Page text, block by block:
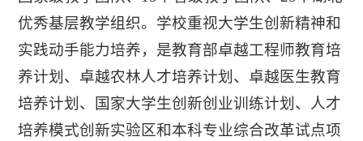
优秀基层教学组织。学校重视大学生创新精神和
实践动手能力培养，是教育部卓越工程师教育培
养计划、卓越农林人才培养计划、卓越医生教育
培养计划、国家大学生创新创业训练计划、人才
培养模式创新实验区和本科专业综合改革试点项